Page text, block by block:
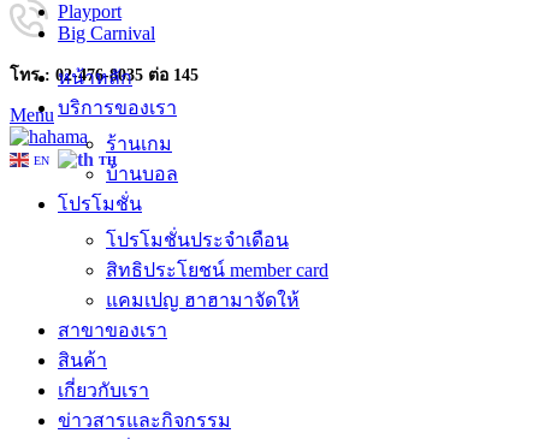
โทร : 02-476-8035 ต่อ 145
Menu
EN TH
Playport
Big Carnival
หน้าหลัก
บริการของเรา
ร้านเกม
บ้านบอล
โปรโมชั่น
โปรโมชั่นประจำเดือน
สิทธิประโยชน์ member card
แคมเปญ ฮาฮามาจัดให้
สาขาของเรา
สินค้า
เกี่ยวกับเรา
ข่าวสารและกิจกรรม